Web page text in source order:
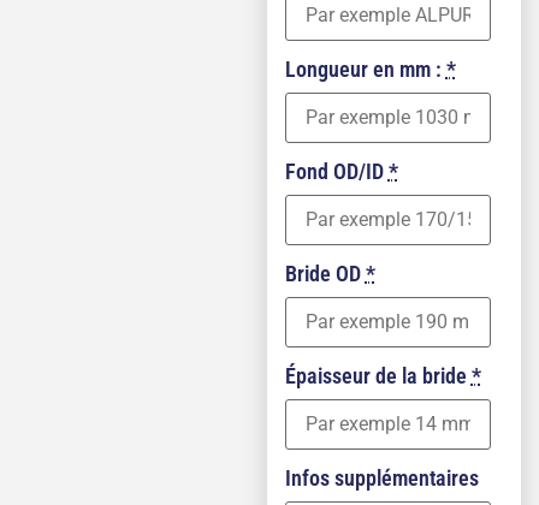
Longueur en mm : *
Fond OD/ID*
Bride OD*
Épaisseur de la bride *
Infos supplémentaires